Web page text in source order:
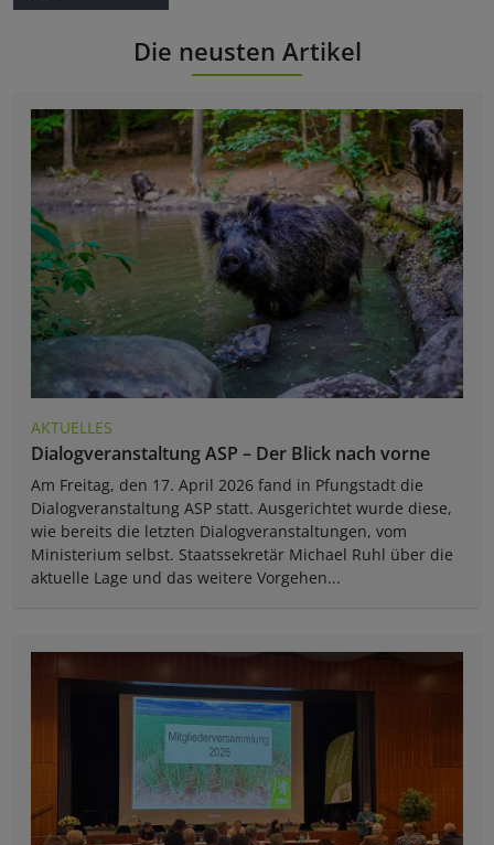
Die neusten Artikel
AKTUELLES
Dialogveranstaltung ASP – Der Blick nach vorne
Am Freitag, den 17. April 2026 fand in Pfungstadt die
Dialogveranstaltung ASP statt. Ausgerichtet wurde diese,
wie bereits die letzten Dialogveranstaltungen, vom
Ministerium selbst. Staatssekretär Michael Ruhl über die
aktuelle Lage und das weitere Vorgehen...